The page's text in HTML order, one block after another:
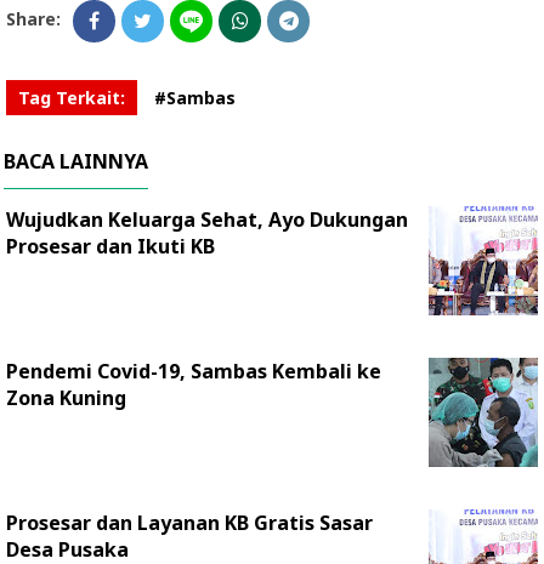
Share:
Tag Terkait: #Sambas
BACA LAINNYA
Wujudkan Keluarga Sehat, Ayo Dukungan
Prosesar dan Ikuti KB
Pendemi Covid-19, Sambas Kembali ke
Zona Kuning
Prosesar dan Layanan KB Gratis Sasar
Desa Pusaka